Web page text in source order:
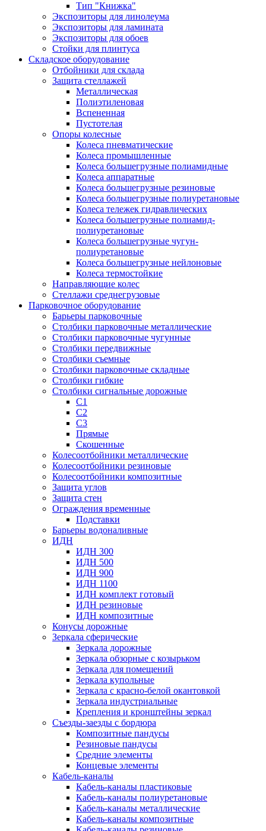
Тип "Книжка"
Экспозиторы для линолеума
Экспозиторы для ламината
Экспозиторы для обоев
Стойки для плинтуса
Складское оборудование
Отбойники для склада
Защита стеллажей
Металлическая
Полиэтиленовая
Вспененная
Пустотелая
Опоры колесные
Колеса пневматические
Колеса промышленные
Колеса большегрузные полиамидные
Колеса аппаратные
Колеса большегрузные резиновые
Колеса большегрузные полиуретановые
Колеса тележек гидравлических
Колеса большегрузные полиамид-
полиуретановые
Колеса большегрузные чугун-
полиуретановые
Колеса большегрузные нейлоновые
Колеса термостойкие
Направляющие колес
Стеллажи среднегрузовые
Парковочное оборудование
Барьеры парковочные
Столбики парковочные металлические
Столбики парковочные чугунные
Столбики передвижные
Столбики съемные
Столбики парковочные складные
Столбики гибкие
Столбики сигнальные дорожные
С1
С2
С3
Прямые
Скошенные
Колесоотбойники металлические
Колесоотбойники резиновые
Колесоотбойники композитные
Защита углов
Защита стен
Ограждения временные
Подставки
Барьеры водоналивные
ИДН
ИДН 300
ИДН 500
ИДН 900
ИДН 1100
ИДН комплект готовый
ИДН резиновые
ИДН композитные
Конусы дорожные
Зеркала сферические
Зеркала дорожные
Зеркала обзорные с козырьком
Зеркала для помещений
Зеркала купольные
Зеркала с красно-белой окантовкой
Зеркала индустриальные
Крепления и кронштейны зеркал
Съезды-заезды с бордюра
Композитные пандусы
Резиновые пандусы
Средние элементы
Концевые элементы
Кабель-каналы
Кабель-каналы пластиковые
Кабель-каналы полиуретановые
Кабель-каналы металлические
Кабель-каналы композитные